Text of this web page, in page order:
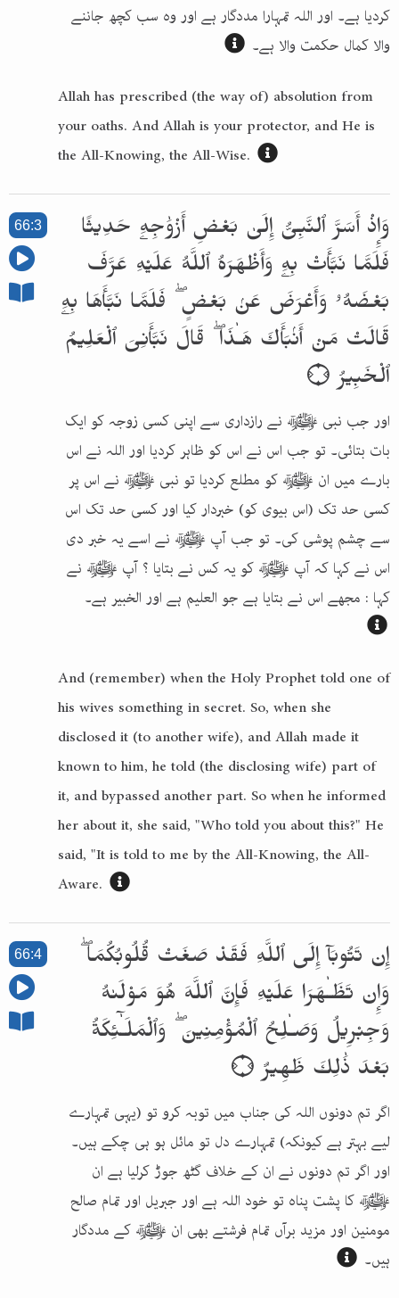
کردیا ہے۔ اور اللہ تمہارا مددگار ہے اور وہ سب کچھ جاننے
والا کمال حکمت والا ہے۔
Allah has prescribed (the way of) absolution from
your oaths. And Allah is your protector, and He is
the All-Knowing, the All-Wise.
وَإِذْ أَسَرَّ ٱلنَّبِىُّ إِلَىٰ بَعْضِ أَزْوَٰجِهِۦ حَدِيثًا
فَلَمَّا نَبَّأَتْ بِهِۦ وَأَظْهَرَهُ ٱللَّهُ عَلَيْهِ عَرَّفَ
بَعْضَهُۥ وَأَعْرَضَ عَنۢ بَعْضٍ ۖ فَلَمَّا نَبَّأَهَا بِهِۦ
قَالَتْ مَنْ أَنۢبَأَكَ هَـٰذَا ۖ قَالَ نَبَّأَنِىَ ٱلْعَلِيمُ
ٱلْخَبِيرُ ۝
اور جب نبی ﷺ نے رازداری سے اپنی کسی زوجہ کو ایک
بات بتائی۔ تو جب اس نے اس کو ظاہر کردیا اور اللہ نے اس
بارے میں ان ﷺ کو مطلع کردیا تو نبی ﷺ نے اس پر
کسی حد تک (اس بیوی کو) خبردار کیا اور کسی حد تک اس
سے چشم پوشی کی۔ تو جب آپ ﷺ نے اسے یہ خبر دی
اس نے کہا کہ آپ ﷺ کو یہ کس نے بتایا ؟ آپ ﷺ نے
کہا : مجھے اس نے بتایا ہے جو العلیم ہے اور الخبیر ہے۔
And (remember) when the Holy Prophet told one of
his wives something in secret. So, when she
disclosed it (to another wife), and Allah made it
known to him, he told (the disclosing wife) part of
it, and bypassed another part. So when he informed
her about it, she said, "Who told you about this?" He
said, "It is told to me by the All-Knowing, the All-
Aware.
66:3
إِن تَتُوبَآ إِلَى ٱللَّهِ فَقَدْ صَغَتْ قُلُوبُكُمَا ۖ
وَإِن تَظَـٰهَرَا عَلَيْهِ فَإِنَّ ٱللَّهَ هُوَ مَوْلَىٰهُ
وَجِبْرِيلُ وَصَـٰلِحُ ٱلْمُؤْمِنِينَ ۖ وَٱلْمَلَـٰٓئِكَةُ
بَعْدَ ذَٰلِكَ ظَهِيرٌ ۝
اگر تم دونوں اللہ کی جناب میں توبہ کرو تو (یہی تمہارے
لیے بہتر ہے کیونکہ) تمہارے دل تو مائل ہو ہی چکے ہیں۔
اور اگر تم دونوں نے ان کے خلاف گٹھ جوڑ کرلیا ہے ان
ﷺ کا پشت پناہ تو خود اللہ ہے اور جبریل اور تمام صالح
مومنین اور مزید برآں تمام فرشتے بھی ان ﷺ کے مددگار
ہیں۔
66:4